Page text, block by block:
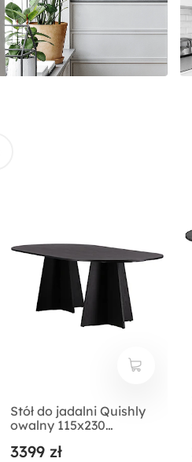
Stół do jadalni Quishly
owalny 115x230
3399 zł